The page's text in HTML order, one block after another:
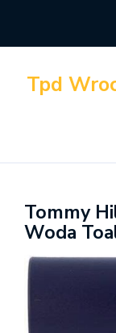
content
Tpd
Tommy
Woda